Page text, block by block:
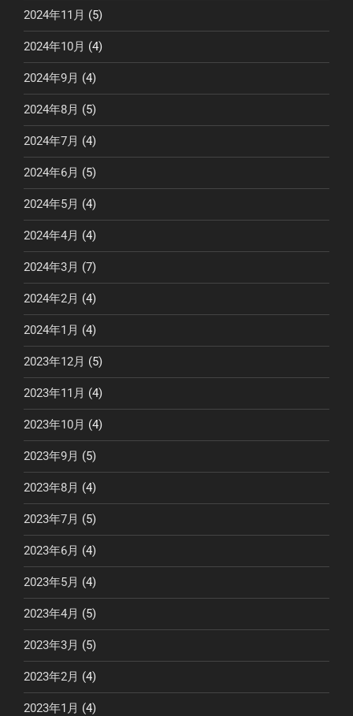
2024年11月 (5)
2024年10月 (4)
2024年9月 (4)
2024年8月 (5)
2024年7月 (4)
2024年6月 (5)
2024年5月 (4)
2024年4月 (4)
2024年3月 (7)
2024年2月 (4)
2024年1月 (4)
2023年12月 (5)
2023年11月 (4)
2023年10月 (4)
2023年9月 (5)
2023年8月 (4)
2023年7月 (5)
2023年6月 (4)
2023年5月 (4)
2023年4月 (5)
2023年3月 (5)
2023年2月 (4)
2023年1月 (4)